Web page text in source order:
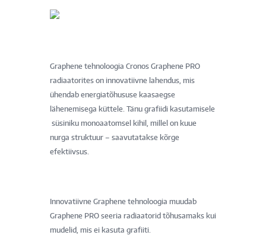
Graphene tehnoloogia Cronos Graphene PRO
radiaatorites on innovatiivne lahendus, mis
ühendab energiatõhususe kaasaegse
lähenemisega küttele. Tänu grafiidi kasutamisele
süsiniku monoaatomsel kihil, millel on kuue
nurga struktuur – saavutatakse kõrge
efektiivsus.
Innovatiivne Graphene tehnoloogia muudab
Graphene PRO seeria radiaatorid tõhusamaks kui
mudelid, mis ei kasuta grafiiti.